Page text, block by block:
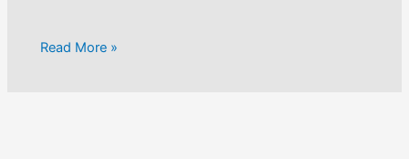
Read More »